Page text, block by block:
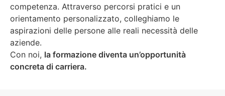
competenza. Attraverso percorsi pratici e un
orientamento personalizzato, colleghiamo le
aspirazioni delle persone alle reali necessità delle
aziende.
Con noi, la formazione diventa un’opportunità
concreta di carriera.